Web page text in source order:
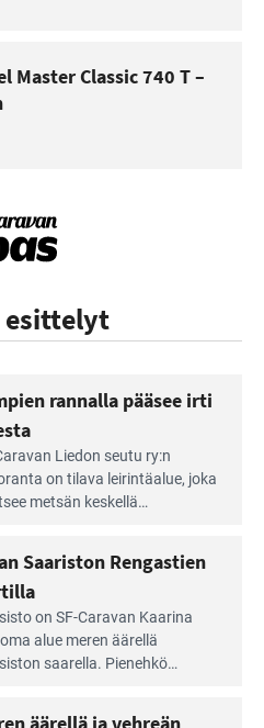
Master Classic 740 T –
esittelyt
rannalla pääsee irti
Liedon seutu ry:n
on tilava leirintäalue, joka
metsän kes­kellä
ympäris­töineen kauniit
ja loistavat virkistäytymis­
Saariston Rengastien
on SF-Caravan Kaarina
alue meren äärellä
saarella. Pie­nehkö
äärellä ja vehreän